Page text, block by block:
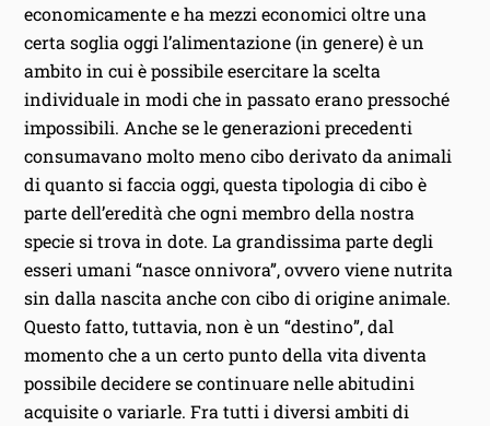
economicamente e ha mezzi economici oltre una
certa soglia oggi l’alimentazione (in genere) è un
ambito in cui è possibile esercitare la scelta
individuale in modi che in passato erano pressoché
impossibili. Anche se le generazioni precedenti
consumavano molto meno cibo derivato da animali
di quanto si faccia oggi, questa tipologia di cibo è
parte dell’eredità che ogni membro della nostra
specie si trova in dote. La grandissima parte degli
esseri umani “nasce onnivora”, ovvero viene nutrita
sin dalla nascita anche con cibo di origine animale.
Questo fatto, tuttavia, non è un “destino”, dal
momento che a un certo punto della vita diventa
possibile decidere se continuare nelle abitudini
acquisite o variarle. Fra tutti i diversi ambiti di